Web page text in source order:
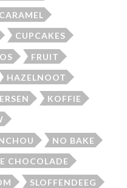
CARAMEL
CUPCAKES
FRUIT
HAZELNOOT
KOFFIE
NO BAKE
CHOCOLADE
SLOFFENDEEG